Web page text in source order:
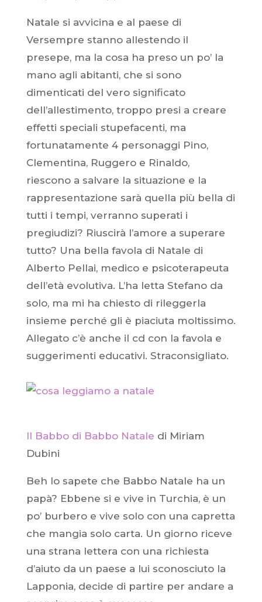
Natale si avvicina e al paese di
Versempre stanno allestendo il
presepe, ma la cosa ha preso un po’ la
mano agli abitanti, che si sono
dimenticati del vero significato
dell’allestimento, troppo presi a creare
effetti speciali stupefacenti, ma
fortunatamente 4 personaggi Pino,
Clementina, Ruggero e Rinaldo,
riescono a salvare la situazione e la
rappresentazione sarà quella più bella di
tutti i tempi, verranno superati i
pregiudizi? Riuscirà l’amore a superare
tutto? Una bella favola di Natale di
Alberto Pellai, medico e psicoterapeu­ta
dell’età evolutiva. L’ha letta Stefano da
solo, ma mi ha chiesto di rileggerla
insieme perché gli è piaciuta moltissimo.
Allegato c’è anche il cd con la favola e
suggerimenti educativi. Straconsigliato.
Il Babbo di Babbo Natale di Miriam
Dubini
Beh lo sapete che Babbo Natale ha un
papà? Ebbene si e vive in Turchia, è un
po’ burbero e vive solo con una capretta
che mangia solo carta. Un giorno riceve
una strana lettera con una richiesta
d’aiuto da un paese a lui sconosciuto la
Lapponia, decide di partire per andare a